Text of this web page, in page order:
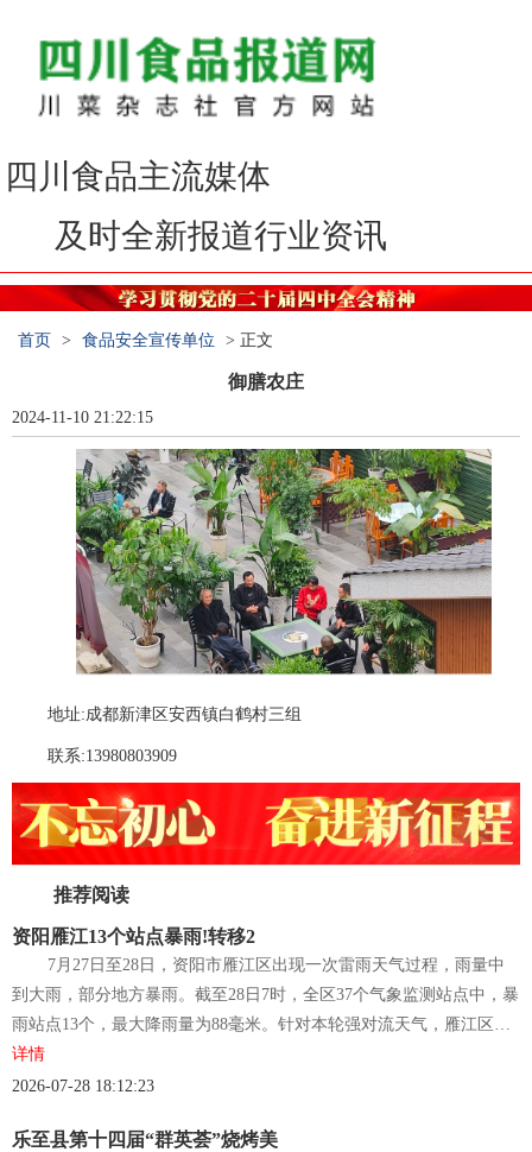
四川食品主流媒体
及时全新报道行业资讯
首页 > 食品安全宣传单位 > 正文
御膳农庄
2024-11-10 21:22:15
地址:成都新津区安西镇白鹤村三组
联系:13980803909
推荐阅读
资阳雁江13个站点暴雨!转移2
7月27日至28日，资阳市雁江区出现一次雷雨天气过程，雨量中
到大雨，部分地方暴雨。截至28日7时，全区37个气象监测站点中，暴
雨站点13个，最大降雨量为88毫米。针对本轮强对流天气，雁江区…
详情
2026-07-28 18:12:23
乐至县第十四届“群英荟”烧烤美